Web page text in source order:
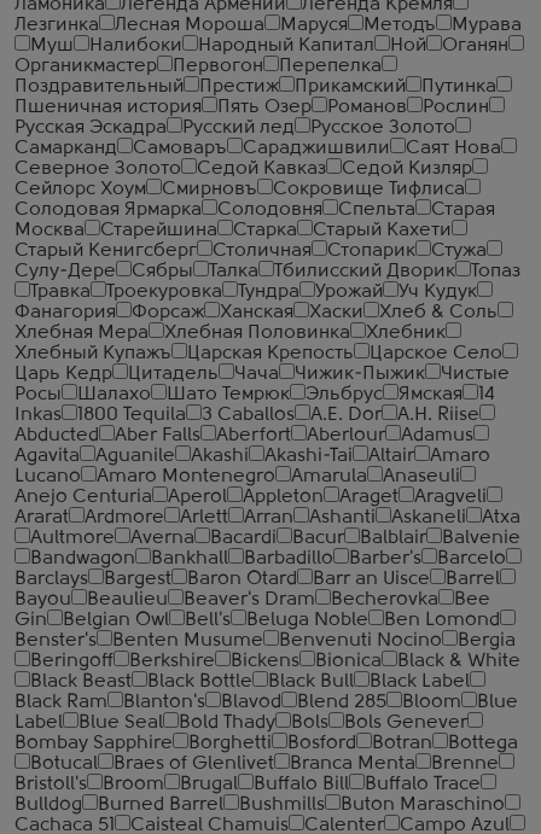
Ламоника
Легенда Армении
Легенда Кремля
Лезгинка
Лесная Мороша Маруся Методъ
Мурава
Муш
Налибоки Народный Капитал Ной
Оганян
Органикмастер
Первогон
Перепелка
Поздравительный
Престиж Прикамский
Путинка
Пшеничная история
Пять Озер Романов
Рослин
Русская Эскадра
Русский лед
Русское Золото
Самарканд
Самоваръ Сараджишвили
Саят Нова
Северное Золото
Седой Кавказ
Седой Кизляр
Сейлорс Хоум
Смирновъ
Сокровище Тифлиса
Солодовая Ярмарка
Солодовня Спельта
Старая
Москва
Старейшина Старка
Старый Кахети
Старый Кенигсберг
Столичная Стопарик
Стужа
Сулу-Дере
Сябры Талка Тбилисский Дворик
Топаз
Травка
Троекуровка Тундра Урожай
Уч Кудук
Фанагория
Форсаж Ханская Хаски
Хлеб & Соль
Хлебная Мера
Хлебная Половинка
Хлебник
Хлебный Купажъ
Царская Крепость
Царское Село
Царь Кедр
Цитадель Чача Чижик-Пыжик
Чистые
Росы
Шалахо Шато Темрюк Эльбрус Ямская
14
Inkas
1800 Tequila 3 Caballos A.E. Dor
A.H. Riise
Abducted
Aber Falls Aberfort Aberlour
Adamus
Agavita
Aguanile Akashi Akashi-Tai Altair
Amaro
Lucano
Amaro Montenegro Amarula
Anaseuli
Anejo Centuria
Aperol Appleton Araget
Aragveli
Ararat
Ardmore Arlett Arran Ashanti Askaneli
Atxa
Aultmore
Averna Bacardi Bacur Balblair
Balvenie
Bandwagon
Bankhall Barbadillo Barber's
Barcelo
Barclays
Bargest Baron Otard Barr an Uisce
Barrel
Bayou
Beaulieu Beaver's Dram Becherovka
Bee
Gin
Belgian Owl Bell's Beluga Noble
Ben Lomond
Benster's
Benten Musume Benvenuti Nocino
Bergia
Beringoff
Berkshire Bickens Bionica
Black & White
Black Beast
Black Bottle Black Bull
Black Label
Black Ram
Blanton's Blavod Blend 285 Bloom
Blue
Label
Blue Seal Bold Thady Bols
Bols Genever
Bombay Sapphire
Borghetti Bosford Botran
Bottega
Botucal
Braes of Glenlivet Branca Menta
Brenne
Bristoll's
Broom Brugal Buffalo Bill
Buffalo Trace
Bulldog
Burned Barrel Bushmills
Buton Maraschino
Cachaca 51
Caisteal Chamuis Calenter Campo Azul